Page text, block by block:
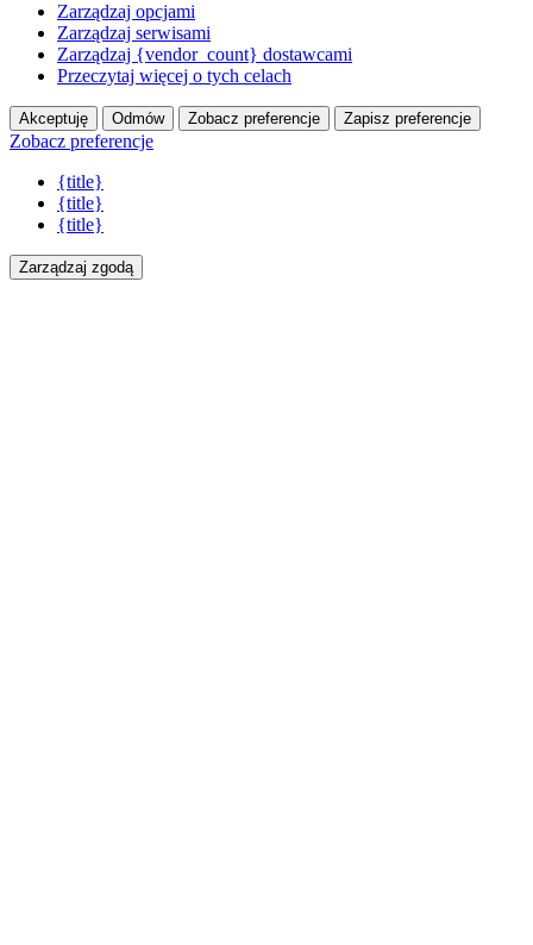
Zarządzaj opcjami
Zarządzaj serwisami
Zarządzaj {vendor_count} dostawcami
Przeczytaj więcej o tych celach
Akceptuję Odmów Zobacz preferencje Zapisz preferencje
Zobacz preferencje
{title}
{title}
{title}
Zarządzaj zgodą